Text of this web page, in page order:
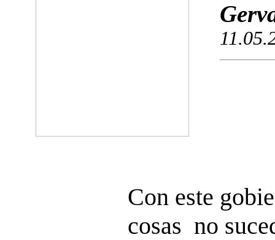
Con este
cosas no